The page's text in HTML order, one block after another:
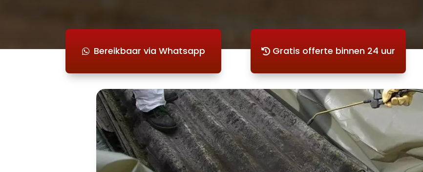
Bereikbaar via Whatsapp Gratis offerte binnen 24 uur